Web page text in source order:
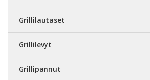
Grillilautaset
Grillilevyt
Grillipannut